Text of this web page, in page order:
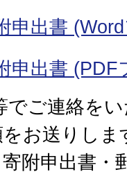
申出書
申出書 (PDF
でご連絡を
お送りしま
寄附申出書